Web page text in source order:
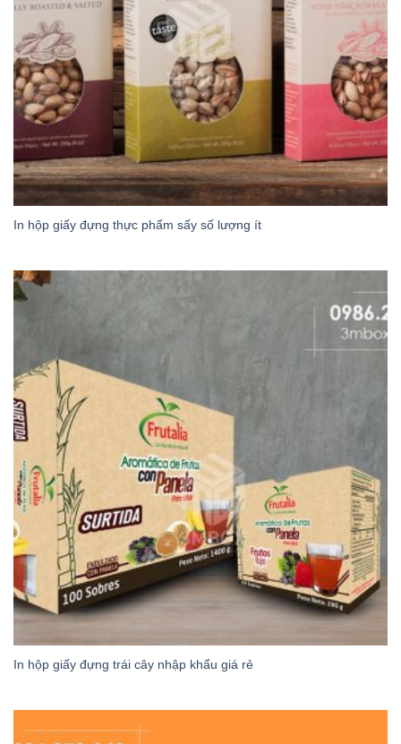
In hộp giấy đựng thực phẩm sấy số lượng ít
In hộp giấy đựng trái cây nhập khẩu giá rẻ